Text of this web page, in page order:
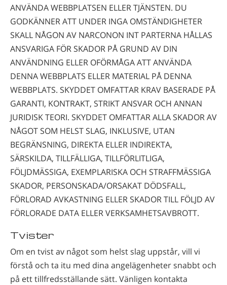
ANVÄNDA WEBBPLATSEN ELLER TJÄNSTEN. DU
GODKÄNNER ATT UNDER INGA OMSTÄNDIGHETER
SKALL NÅGON AV NARCONON INT PARTERNA HÅLLAS
ANSVARIGA FÖR SKADOR PÅ GRUND AV DIN
ANVÄNDNING ELLER OFÖRMÅGA ATT ANVÄNDA
DENNA WEBBPLATS ELLER MATERIAL PÅ DENNA
WEBBPLATS. SKYDDET OMFATTAR KRAV BASERADE PÅ
GARANTI, KONTRAKT, STRIKT ANSVAR OCH ANNAN
JURIDISK TEORI. SKYDDET OMFATTAR ALLA SKADOR AV
NÅGOT SOM HELST SLAG, INKLUSIVE, UTAN
BEGRÄNSNING, DIREKTA ELLER INDIREKTA,
SÄRSKILDA, TILLFÄLLIGA, TILLFÖRLITLIGA,
FÖLJDMÄSSIGA, EXEMPLARISKA OCH STRAFFMÄSSIGA
SKADOR, PERSONSKADA/ORSAKAT DÖDSFALL,
FÖRLORAD AVKASTNING ELLER SKADOR TILL FÖLJD AV
FÖRLORADE DATA ELLER VERKSAMHETSAVBROTT.
Tvister
Om en tvist av något som helst slag uppstår, vill vi
förstå och ta itu med dina angelägenheter snabbt och
på ett tillfredsställande sätt. Vänligen kontakta